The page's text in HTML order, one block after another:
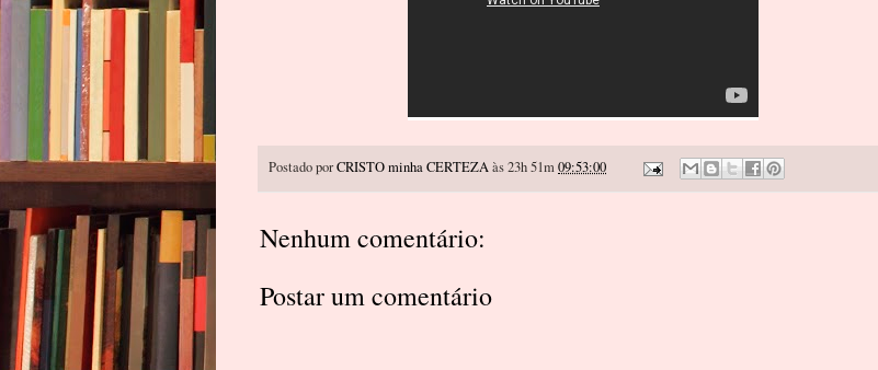
Postado porCRISTO minha CERTEZAàs 23h 51m09:53:00
Nenhum comentário:
Postar um comentário